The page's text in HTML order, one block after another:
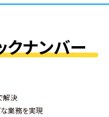
クナンバー
解決
業務を実現